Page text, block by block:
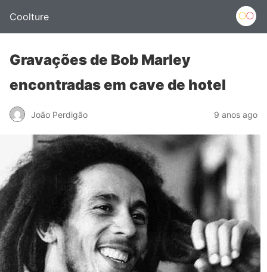
Coolture
Gravações de Bob Marley
encontradas em cave de hotel
João Perdigão 9 anos ago